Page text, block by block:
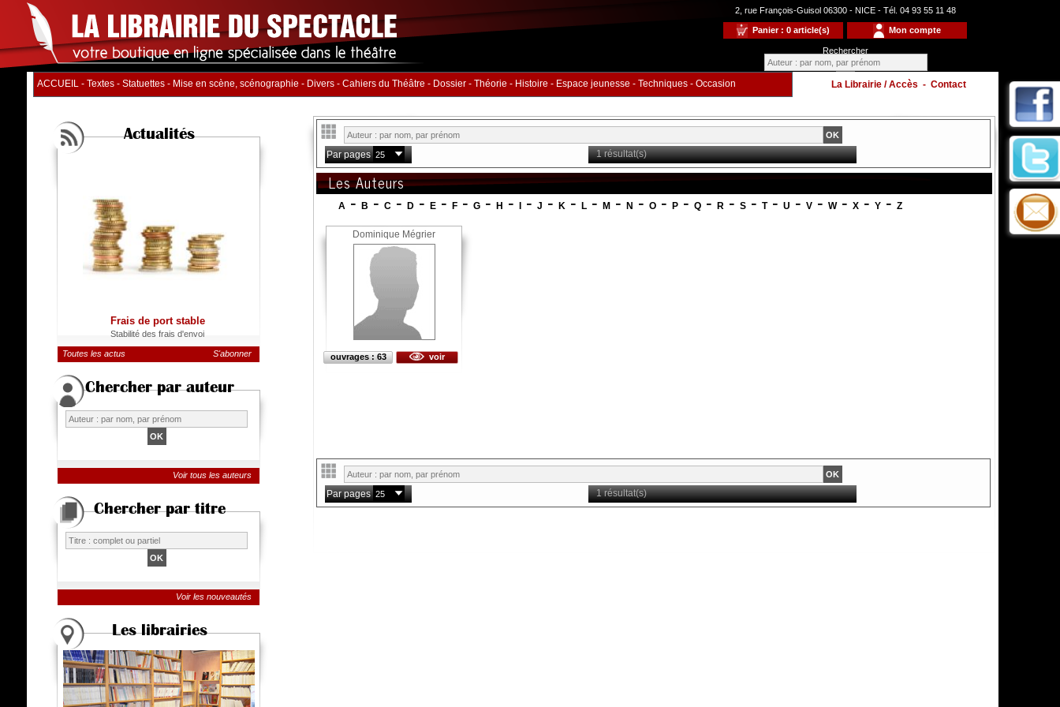
2, rue François-Guisol 06300 - NICE - Tél. 04 93 55 11 48
Panier : 0 article(s) Mon compte
Rechercher
ACCUEIL - Textes - Statuettes - Mise en scène, scénographie - Divers - Cahiers du Théâtre - Dossier - Théorie - Histoire - Espace jeunesse - Techniques - Occasion La Librairie / Accès - Contact
Actualités
Frais de port stable
Stabilité des frais d'envoi
Toutes les actus S'abonner
Chercher par auteur
Voir tous les auteurs
Chercher par titre
Voir les nouveautés
Les librairies
Par pages 1 résultat(s)
Les Auteurs
A -B -C -D -E -F -G -H - -J -K -L -M -N -O -P -Q -R -S -T-U -V -W-X -Y -Z
Dominique Mégrier
ouvrages : 63 voir
Par pages 1 résultat(s)